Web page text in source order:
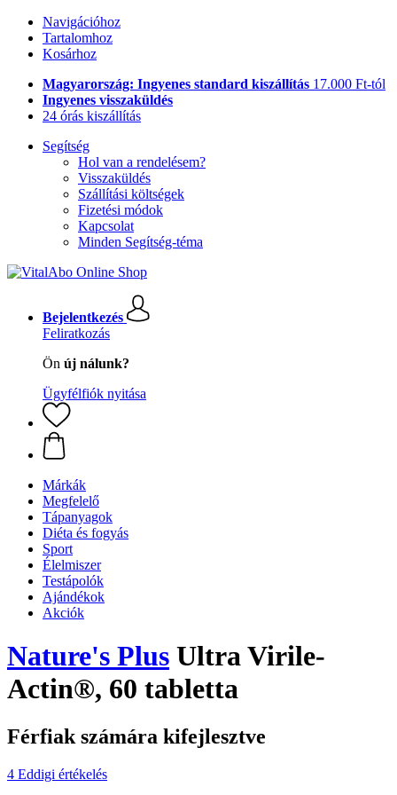
Navigációhoz
Tartalomhoz
Kosárhoz
Magyarország: Ingyenes standard kiszállítás 17.000 Ft-tól
Ingyenes visszaküldés
24 órás kiszállítás
Segítség
Hol van a rendelésem?
Visszaküldés
Szállítási költségek
Fizetési módok
Kapcsolat
Minden Segítség-téma
Bejelentkezés
Feliratkozás
Ön új nálunk?
Ügyfélfiók nyitása
Márkák
Megfelelő
Tápanyagok
Diéta és fogyás
Sport
Élelmiszer
Testápolók
Ajándékok
Akciók
Nature's Plus Ultra Virile-
Actin®, 60 tabletta
Férfiak számára kifejlesztve
4 Eddigi értékelés